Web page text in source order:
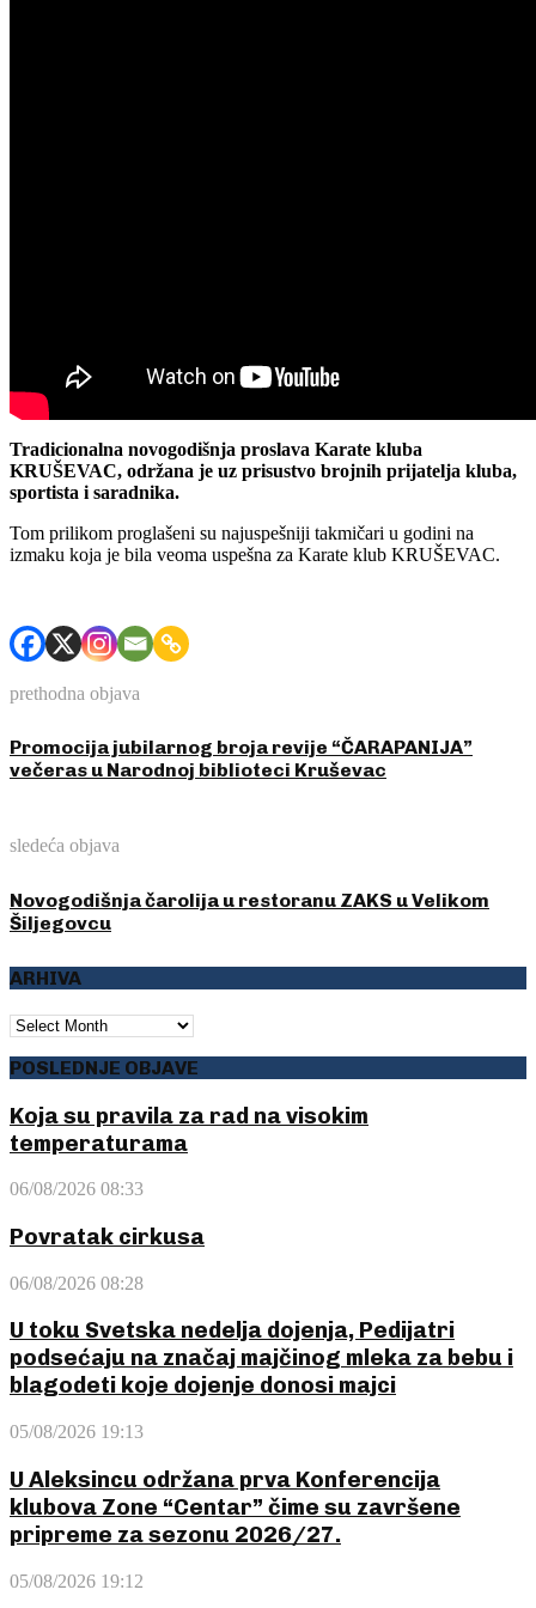
Tradicionalna novogodišnja proslava Karate kluba
KRUŠEVAC, održana je uz prisustvo brojnih prijatelja kluba,
sportista i saradnika.
Tom prilikom proglašeni su najuspešniji takmičari u godini na
izmaku koja je bila veoma uspešna za Karate klub KRUŠEVAC.
prethodna objava
Promocija jubilarnog broja revije “ČARAPANIJA”
večeras u Narodnoj biblioteci Kruševac
sledeća objava
Novogodišnja čarolija u restoranu ZAKS u Velikom
Šiljegovcu
ARHIVA
ARHIVA
POSLEDNJE OBJAVE
Koja su pravila za rad na visokim
temperaturama
06/08/2026 08:33
Povratak cirkusa
06/08/2026 08:28
U toku Svetska nedelja dojenja, Pedijatri
podsećaju na značaj majčinog mleka za bebu i
blagodeti koje dojenje donosi majci
05/08/2026 19:13
U Aleksincu održana prva Konferencija
klubova Zone “Centar” čime su završene
pripreme za sezonu 2026/27.
05/08/2026 19:12